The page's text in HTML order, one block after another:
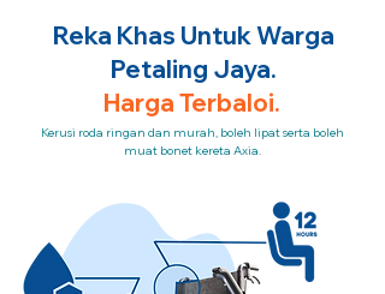
Reka Khas Untuk Warga
Petaling Jaya.
Harga Terbaloi.
Kerusi roda ringan dan murah, boleh lipat serta boleh
muat bonet kereta Axia.